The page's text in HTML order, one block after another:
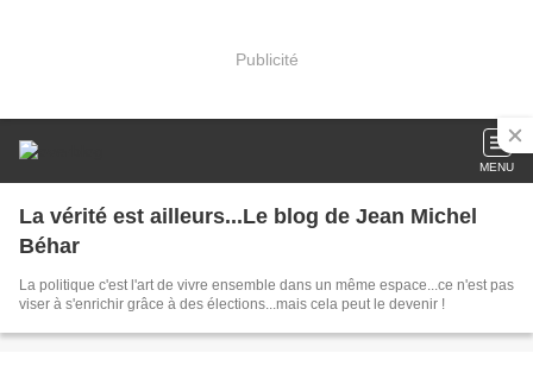
Publicité
MENU
La vérité est ailleurs...Le blog de Jean Michel
Béhar
La politique c'est l'art de vivre ensemble dans un même espace...ce n'est pas
viser à s'enrichir grâce à des élections...mais cela peut le devenir !